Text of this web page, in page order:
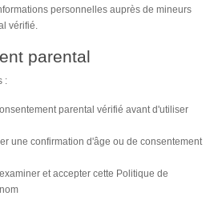
personnelles auprès de mineurs
vérifié.
parental
:
parental vérifié avant d'utiliser
une confirmation d'âge ou de consentement
et accepter cette Politique de